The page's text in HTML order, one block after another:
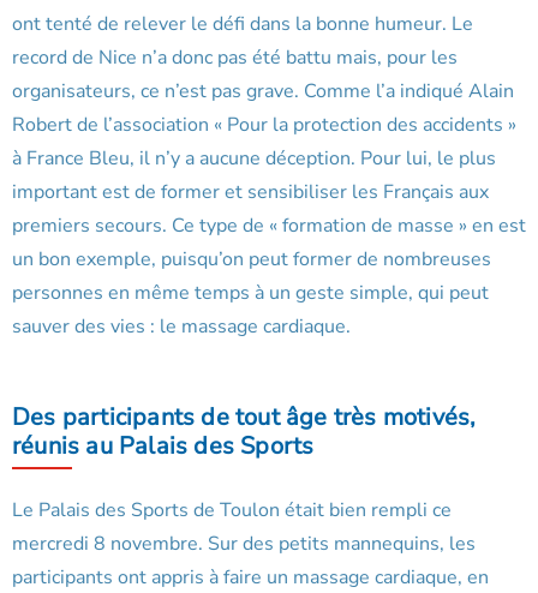
ont tenté de relever le défi dans la bonne humeur. Le
record de Nice n’a donc pas été battu mais, pour les
organisateurs, ce n’est pas grave. Comme l’a indiqué Alain
Robert de l’association « Pour la protection des accidents »
à France Bleu, il n’y a aucune déception. Pour lui, le plus
important est de former et sensibiliser les Français aux
premiers secours. Ce type de « formation de masse » en est
un bon exemple, puisqu’on peut former de nombreuses
personnes en même temps à un geste simple, qui peut
sauver des vies : le massage cardiaque.
Des participants de tout âge très motivés,
réunis au Palais des Sports
Le Palais des Sports de Toulon était bien rempli ce
mercredi 8 novembre. Sur des petits mannequins, les
participants ont appris à faire un massage cardiaque, en